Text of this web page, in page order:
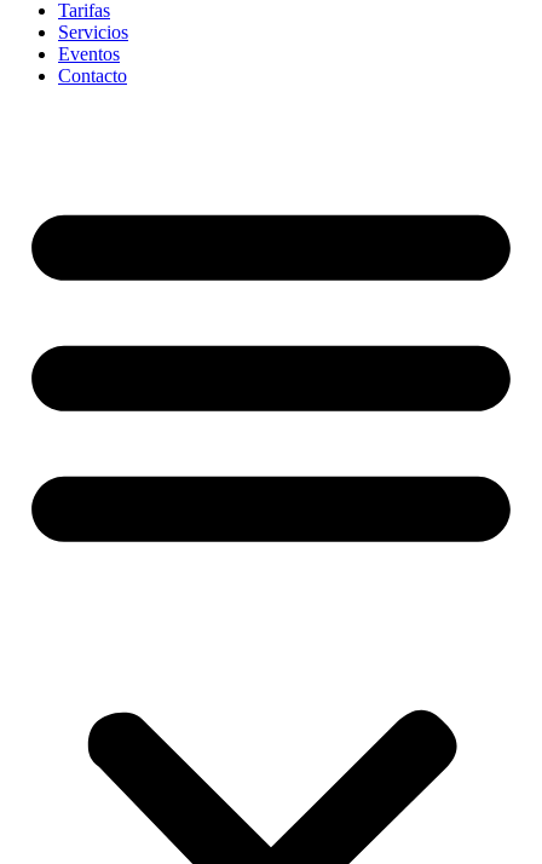
Tarifas
Servicios
Eventos
Contacto